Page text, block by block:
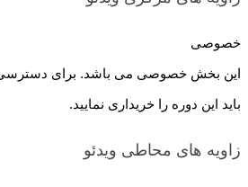
خصوصی
این بخش خصوصی می باشد. برای دسترسی
باید این دوره را خریداری نمایید.
زاویه های محاطی ویدئو